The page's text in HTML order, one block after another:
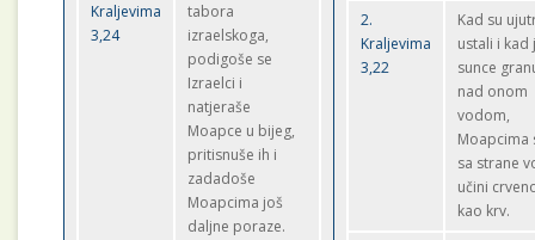
Kraljevima
3,24
tabora
izraelskoga,
podigoše se
Izraelci i
natjeraše
Moapce u bijeg,
pritisnuše ih i
zadadoše
Moapcima još
daljne poraze.
2.
Kraljevima
3,22
Kad su
ustali i kad
sunce
nad onom
vodom,
Moapcima
sa strane
učini
kao krv.